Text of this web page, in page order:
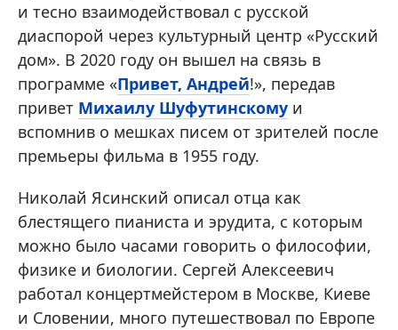
и тесно взаимодействовал с русской
диаспорой через культурный центр «Русский
дом». В 2020 году он вышел на связь в
программе «Привет, Андрей!», передав
привет Михаилу Шуфутинскому и
вспомнив о мешках писем от зрителей после
премьеры фильма в 1955 году.
Николай Ясинский описал отца как
блестящего пианиста и эрудита, с которым
можно было часами говорить о философии,
физике и биологии. Сергей Алексеевич
работал концертмейстером в Москве, Киеве
и Словении, много путешествовал по Европе